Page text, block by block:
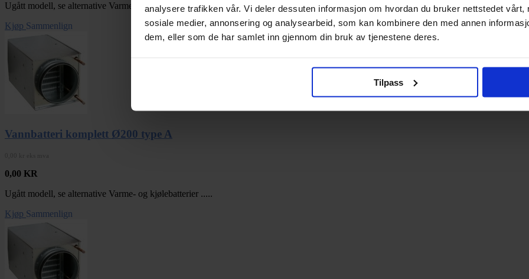
analysere trafikken vår. Vi deler dessuten informasjon om hvordan du bruker nettstedet vårt,
sosiale medier, annonsering og analysearbeid, som kan kombinere den med annen
dem, eller som de har samlet inn gjennom din bruk av tjenestene deres.
Tilpass
Ugått modell, se alternative Varme- og kjølebatterier .....
Kjøp Sammenlign
Vannbatteri komplett Ø200 type A
0,00 KR
Ugått modell, se alternative Varme- og kjølebatterier .....
Kjøp Sammenlign